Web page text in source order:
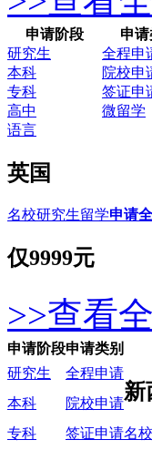
申请阶段
申请
研究生
全程申
本科
院校申
专科
签证申
高中
微留学
语言
英国
名校研究生留学申请
仅9999元
>>查看
申请阶段申请类别
研究生
全程申请
新
名
本科
院校申请
专科
签证申请